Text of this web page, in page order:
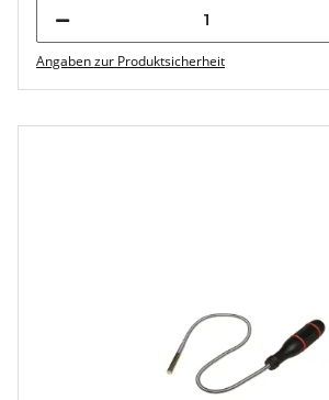
Angaben zur Produktsicherheit